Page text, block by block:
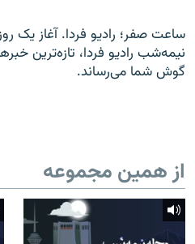
ساعت صفر؛ رادیو فردا. آغاز یک
نیمه‌شب رادیو فردا، تازه‌ترین
گوش شما می‌رساند.
از همین مجموعه